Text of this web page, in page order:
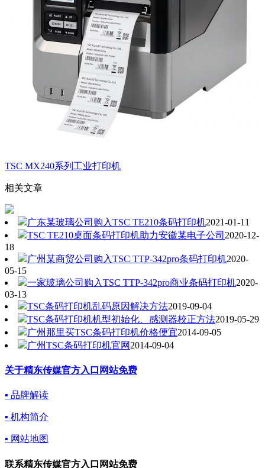
TSC MX240系列工业打印机
相关文章
广东某玻璃公司购入TSC TE210条码打印机2021-01-11
TSC TE210桌面条码打印机助力安徽某电子公司 2020-12-
18
广州某商贸公司购入TSC TTP-342pro条码打印机2020-
05-15
一家玻璃公司购入TSC TTP-342pro商业条码打印机2020-
03-13
TSC条码打印机乱码原因解决方法2019-09-04
TSC条码打印机机型初始化、感测器校正方法2019-05-29
广州那里买TSC条码打印机价格便宜2014-09-05
广州TSC条码打印机官网 2014-09-04
关于精东传媒官方入口网站免费
▪ 品牌解读
▪ 机构简介
▪ 网站地图
联系精东传媒官方入口网站免费